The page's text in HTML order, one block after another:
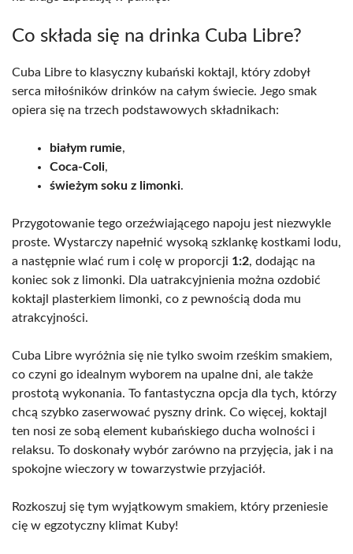
Co składa się na drinka Cuba Libre?
Cuba Libre to klasyczny kubański koktajl, który zdobył
serca miłośników drinków na całym świecie. Jego smak
opiera się na trzech podstawowych składnikach:
białym rumie,
Coca-Coli,
świeżym soku z limonki.
Przygotowanie tego orzeźwiającego napoju jest niezwykle
proste. Wystarczy napełnić wysoką szklankę kostkami lodu,
a następnie wlać rum i colę w proporcji 1:2, dodając na
koniec sok z limonki. Dla uatrakcyjnienia można ozdobić
koktajl plasterkiem limonki, co z pewnością doda mu
atrakcyjności.
Cuba Libre wyróżnia się nie tylko swoim rześkim smakiem,
co czyni go idealnym wyborem na upalne dni, ale także
prostotą wykonania. To fantastyczna opcja dla tych, którzy
chcą szybko zaserwować pyszny drink. Co więcej, koktajl
ten nosi ze sobą element kubańskiego ducha wolności i
relaksu. To doskonały wybór zarówno na przyjęcia, jak i na
spokojne wieczory w towarzystwie przyjaciół.
Rozkoszuj się tym wyjątkowym smakiem, który przeniesie
cię w egzotyczny klimat Kuby!